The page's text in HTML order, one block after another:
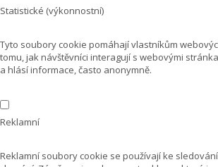
Statistické (výkonnostní)
Tyto soubory cookie pomáhají vlastníkům
tomu, jak návštěvníci interagují s webovými
a hlásí informace, často anonymně.
Reklamní
Reklamní soubory cookie se používají ke